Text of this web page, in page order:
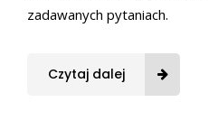
zadawanych pytaniach.
Czytaj dalej